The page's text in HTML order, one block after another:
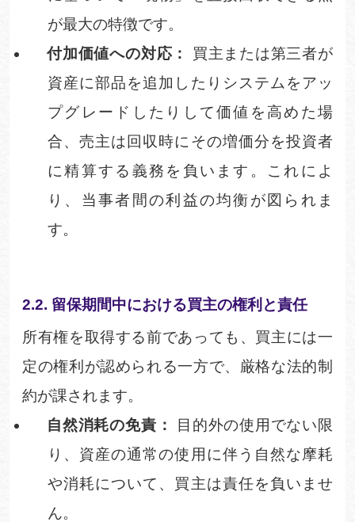
が最大の特徴です。
付加価値への対応：
買主または第三者が
資産に部品を追加したりシステムをアッ
プグレードしたりして価値を高めた場
合、売主は回収時にその増価分を投資者
に精算する義務を負います。これによ
り、当事者間の利益の均衡が図られま
す。
2.2. 留保期間中における買主の権利と責任
所有権を取得する前であっても、買主には一
定の権利が認められる一方で、厳格な法的制
約が課されます。
自然消耗の免責：
目的外の使用でない限
り、資産の通常の使用に伴う自然な摩耗
や消耗について、買主は責任を負いませ
ん。